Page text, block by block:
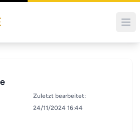
Zuletzt bearbeitet:
24/11/2024 16:44